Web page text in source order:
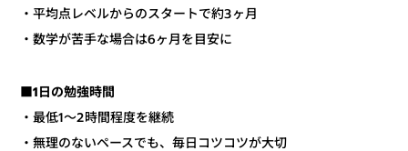
・平均点レベルからのスタートで約3ヶ月
・数学が苦手な場合は6ヶ月を目安に
■1日の勉強時間
・最低1～2時間程度を継続
・無理のないペースでも、毎日コツコツが大切